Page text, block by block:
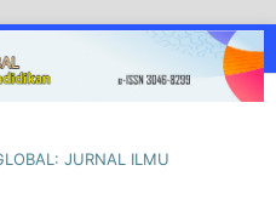
JURNAL ILMU